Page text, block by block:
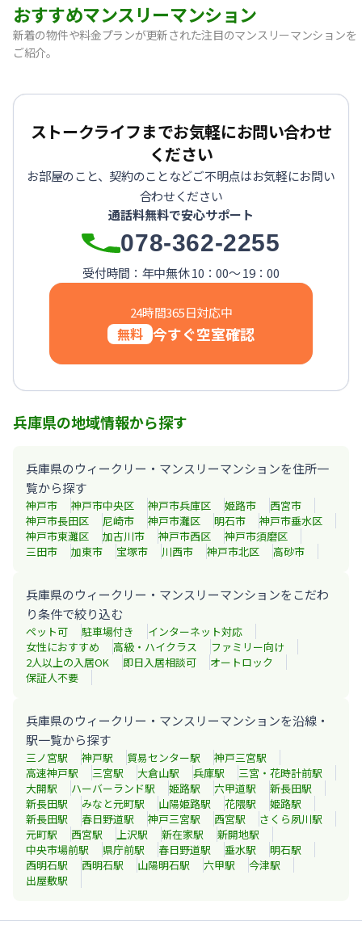
おすすめマンスリーマンション
新着の物件や料金プランが更新された注目のマンスリーマンションを
ご紹介。
【灘区・JR六甲道】Sステイ六甲道SOUTH・OL｜禁煙ル
【東灘区・摂津本山】Sステイ本山サンハイツOL｜禁煙
【東灘区・JR住吉】Sステイ神戸住吉本町OL｜禁煙ルーム
【東灘区・阪神御影】Sステイ御影本町OL｜禁煙ルーム・
【神戸・春日野道】Sステイ三宮東アスヴェル｜禁煙ルー
【宝塚市・逆瀬川】Sステイ逆瀬川｜禁煙ルーム・Wi-Fi無料
【西宮北口】Sステイ西宮北口第２｜禁煙ルーム・Wi-Fi
【西宮北口】Sステイ西宮北口第２｜禁煙ルーム・Wi-Fi
【神戸・三宮】Sステイ神戸三宮レガニール｜禁煙ルーム
ストークライフまでお気軽にお問い合わせ
ください
お部屋のこと、契約のことなどご不明点はお気軽にお問い
合わせください
通話料無料で安心サポート
078-362-2255
受付時間：年中無休 10：00～ 19：00
24時間365日対応中
無料 今すぐ空室確認
兵庫県の地域情報から探す
兵庫県のウィークリー・マンスリーマンションを住所一
覧から探す
神戸市 神戸市中央区 神戸市兵庫区 姫路市
西宮市
神戸市長田区
尼崎市 神戸市灘区 明石市
神戸市垂水区
神戸市東灘区
加古川市 神戸市西区
神戸市須磨区
三田市
加東市 宝塚市 川西市 神戸市北区 高砂市
兵庫県のウィークリー・マンスリーマンションをこだわ
り条件で絞り込む
ペット可 駐車場付き
インターネット対応
女性におすすめ
高級・ハイクラス
ファミリー向け
2人以上の入居OK
即日入居相談可
オートロック
保証人不要
兵庫県のウィークリー・マンスリーマンションを沿線・
駅一覧から探す
三ノ宮駅 神戸駅 貿易センター駅 神戸三宮駅
高速神戸駅 三宮駅 大倉山駅 兵庫駅 三宮・花時計前駅
大開駅 ハーバーランド駅 姫路駅 六甲道駅 新長田駅
新長田駅 みなと元町駅 山陽姫路駅 花隈駅 姫路駅
新長田駅 春日野道駅 神戸三宮駅 西宮駅 さくら夙川駅
元町駅 西宮駅 上沢駅 新在家駅 新開地駅
中央市場前駅 県庁前駅 春日野道駅 垂水駅 明石駅
西明石駅 西明石駅 山陽明石駅 六甲駅 今津駅
出屋敷駅